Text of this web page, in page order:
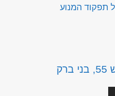
תפקוד המנוע